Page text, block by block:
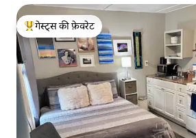
गेस्ट्स का टॉप फ़ेवरेट
गेस्ट्स की फ़ेवरेट